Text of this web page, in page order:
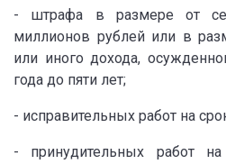
- штрафа в размере от
миллионов рублей или в
или иного дохода,
года до пяти лет;
- исправительных работ на
- принудительных работ